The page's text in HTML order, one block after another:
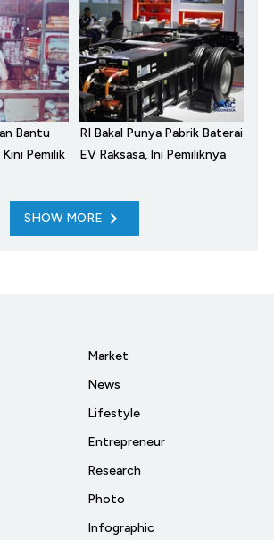
Bantu
Pemilik
RI Bakal Punya Pabrik Baterai
EV Raksasa, Ini Pemiliknya
SHOW MORE
Market
News
Lifestyle
Entrepreneur
Research
Photo
Infographic